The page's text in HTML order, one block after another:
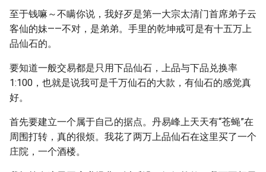
至于钱嘛～不瞒你说，我好歹是第一大宗太清门首席弟子云
客仙的妹——不对，是弟弟。手里的乾坤戒可是有十五万上
品仙石的。
要知道一般交易都是只用下品仙石，上品与下品兑换率
1:100，也就是说我可是千万仙石的大款，有仙石的感觉真
好。
首先要建立一个属于自己的据点。丹易峰上天天有“苍蝇”在
周围打转，真的很烦。我花了两万上品仙石在这里买了一个
庄院，一个酒楼。